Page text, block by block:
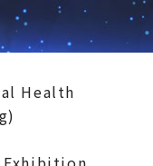
Health